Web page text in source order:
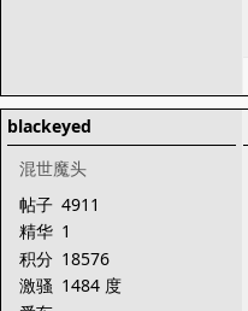
blackeyed
混世魔头
帖子 4911
精华 1
积分 18576
激骚 1484 度